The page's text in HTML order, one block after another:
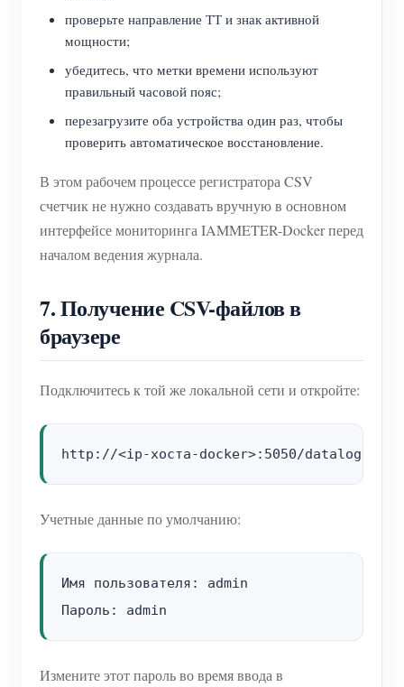
проверьте направление ТТ и знак активной
мощности;
убедитесь, что метки времени используют
правильный часовой пояс;
перезагрузите оба устройства один раз, чтобы
проверить автоматическое восстановление.
В этом рабочем процессе регистратора CSV
счетчик не нужно создавать вручную в основном
интерфейсе мониторинга IAMMETER-Docker перед
началом ведения журнала.
7. Получение CSV-файлов в
браузере
Подключитесь к той же локальной сети и откройте:
Учетные данные по умолчанию:
Имя пользователя: admin
Измените этот пароль во время ввода в